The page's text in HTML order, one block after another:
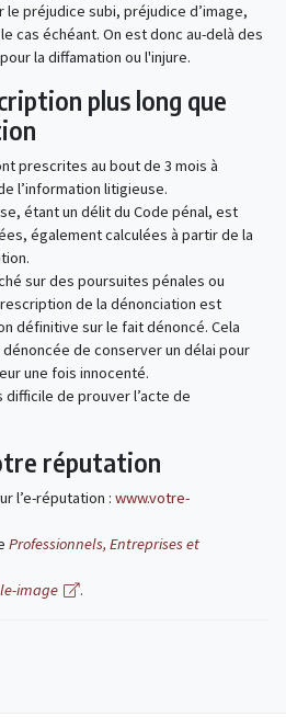
préjudice subi, préjudice d’image,
cas échéant. On est donc au-delà des
la diffamation ou l'injure.
plus long que
prescrites au bout de 3 mois à
l’information litigieuse.
étant un délit du Code pénal, est
également calculées à partir de la
sur des poursuites pénales ou
de la dénonciation est
définitive sur le fait dénoncé. Cela
de conserver un délai pour
une fois innocenté.
de prouver l’acte de
réputation
l’e-réputation : www.votre-
Professionnels, Entreprises et
image .